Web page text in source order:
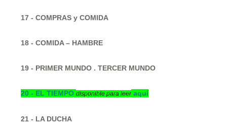
17 - COMPRAS y COMIDA
18 - COMIDA – HAMBRE
19 - PRIMER MUNDO . TERCER MUNDO
20 - EL TIEMPO disponible para leer aquí
21 - LA DUCHA